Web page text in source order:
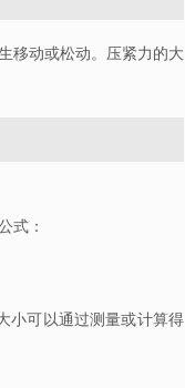
移动或松动。压紧力的大
式：
小可以通过测量或计算得